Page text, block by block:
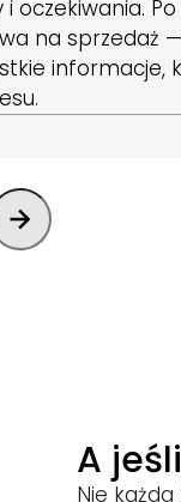
i oczekiwania.
na sprzedaż
informacje,
A
Nie